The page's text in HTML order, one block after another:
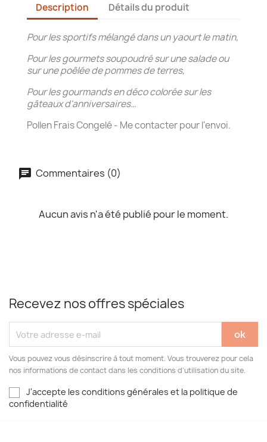
Description Détails du produit
Pour les sportifs mélangé dans un yaourt le matin,
Pour les gourmets soupoudré sur une salade ou
sur une poêlée de pommes de terres,
Pour les gourmands en déco colorée sur les
gâteaux d'anniversaires…
Pollen Frais Congelé - Me contacter pour l'envoi.
Commentaires (0)
Aucun avis n'a été publié pour le moment.
Recevez nos offres spéciales
Vous pouvez vous désinscrire à tout moment. Vous trouverez pour cela
nos informations de contact dans les conditions d'utilisation du site.
J'accepte les conditions générales et la politique de
confidentialité